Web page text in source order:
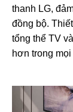
thanh LG,
đồng bộ.
tổng thể TV
hơn trong